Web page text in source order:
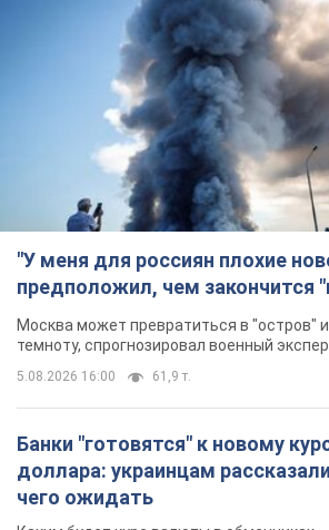
"У меня для россиян плохие
предположил, чем закончится
Москва может превратиться в "остров" и
темноту, спрогнозировал военный эксперт
61,9 т.
Банки "готовятся" к новому
доллара: украинцам
чего ожидать
5.08.2026 23:12 123,0 т.
"Джипинг разрушает
которые формировались сотни
лет": в Greenpeace забили
В высокогорье расположены альпийские и